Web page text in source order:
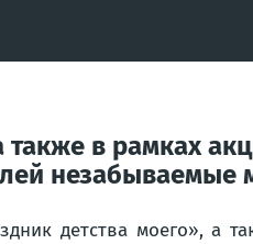
также в рамках
незабываемые
детства моего», а